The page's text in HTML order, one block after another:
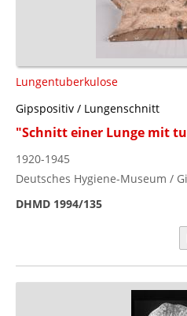
Lungentuberkulose
Gipspositiv / Lungenschnitt
"Schnitt einer Lunge mit
1920-1945
Deutsches Hygiene-Museum /
DHMD 1994/135